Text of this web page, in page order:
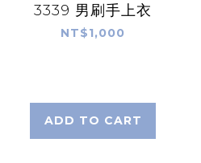
3339 男刷手上衣
NT$1,000
ADD TO CART